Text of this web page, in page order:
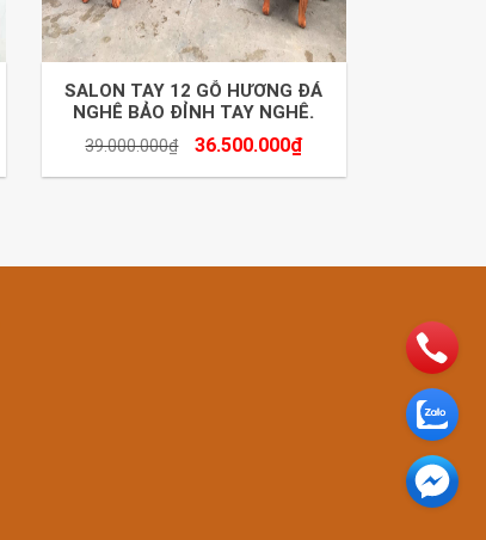
SALON TAY 12 GỖ HƯƠNG ĐÁ
NGHÊ BẢO ĐỈNH TAY NGHÊ.
39.000.000₫ 36.500.000₫